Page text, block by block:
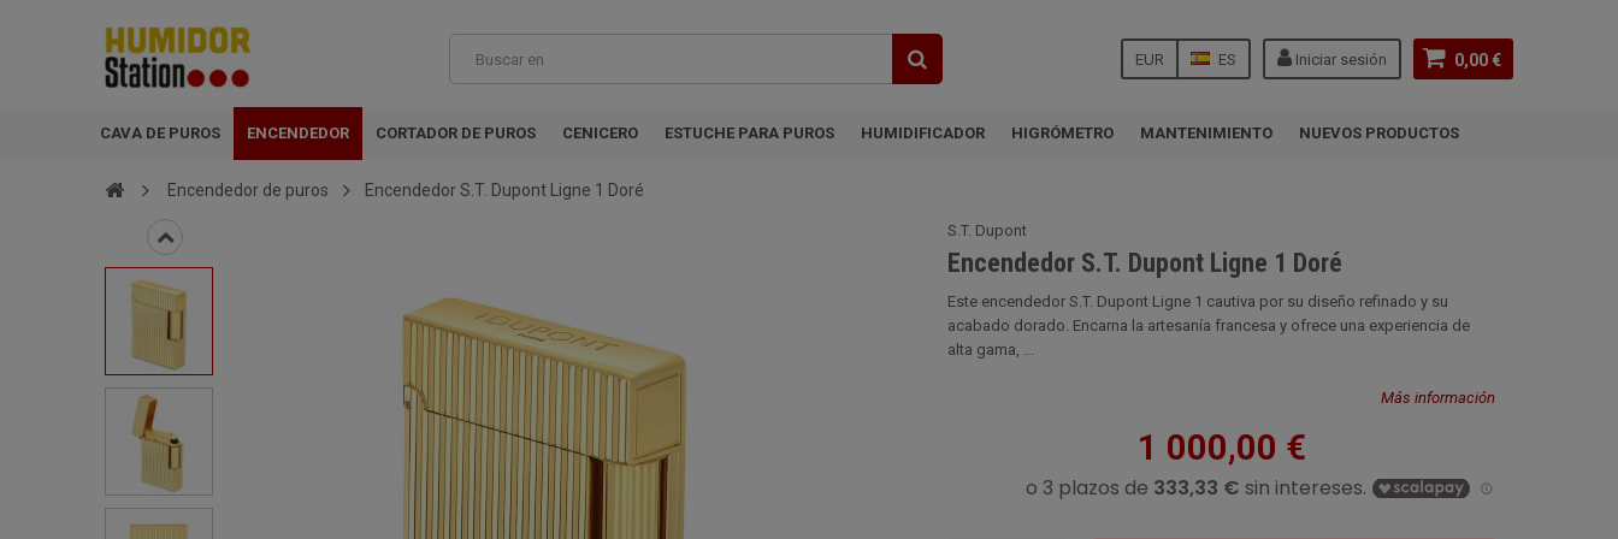
0,00 €
Iniciar sesión
ES
EUR
CAVA DE PUROS ENCENDEDOR CORTADOR DE PUROS CENICERO ESTUCHE PARA PUROS HUMIDIFICADOR HIGRÓMETRO MANTENIMIENTO NUEVOS PRODUCTOS
Encendedor de puros Encendedor S.T. Dupont Ligne 1 Doré
S.T. Dupont
Encendedor S.T. Dupont Ligne 1 Doré
Este encendedor S.T. Dupont Ligne 1 cautiva por su diseño refinado y su
acabado dorado. Encarna la artesanía francesa y ofrece una experiencia de
alta gama, ...
Más información
1 000,00 €